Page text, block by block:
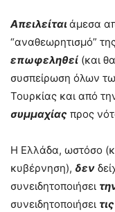
Απειλείταιάμεσα
“αναθεωρητισμό”
επωφεληθεί (και
συσπείρωση όλων
Τουρκίας και από
συμμαχίας προς
Η Ελλάδα, ωστόσο
κυβέρνηση), δεν
συνειδητοποιήσει
συνειδητοποιήσει